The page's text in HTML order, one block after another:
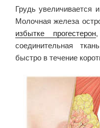
Грудь увеличивается
Молочная железа
избытке прогестерон
соединительная
быстро в течение